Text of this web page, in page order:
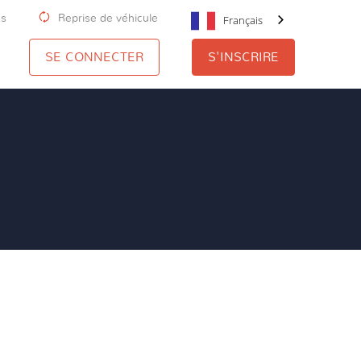
Reprise de véhicule Français
SE CONNECTER S'INSCRIRE